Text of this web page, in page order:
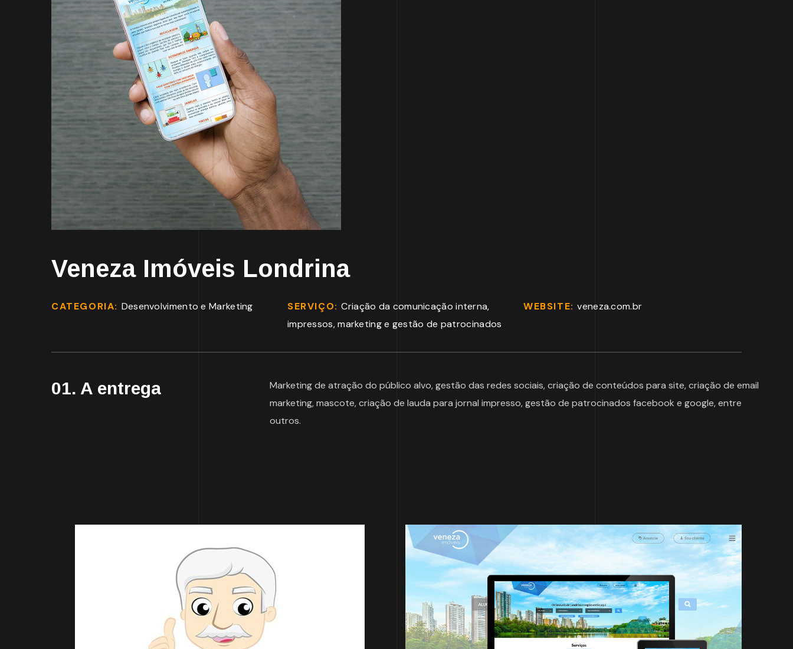
Veneza Imóveis Londrina
CATEGORIA: Desenvolvimento e Marketing SERVIÇO:Criação da comunicação interna,
impressos, marketing e gestão de patrocinados
WEBSITE:veneza.com.br
01. A entrega
Marketing de atração do público alvo, gestão das redes sociais, criação de conteúdos para site, criação de email
marketing, mascote, criação de lauda para jornal impresso, gestão de patrocinados facebook e google, entre
outros.